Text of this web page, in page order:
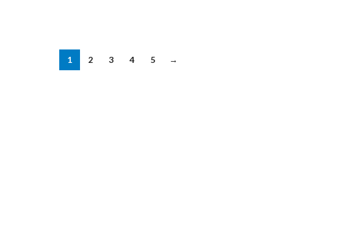
1 2 3 4 5 →